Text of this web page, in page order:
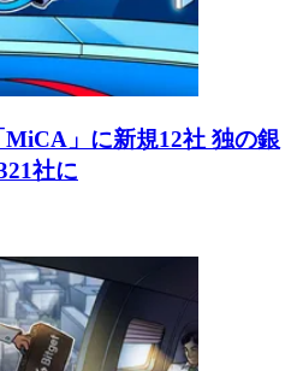
」に新規12社 独の銀
社に